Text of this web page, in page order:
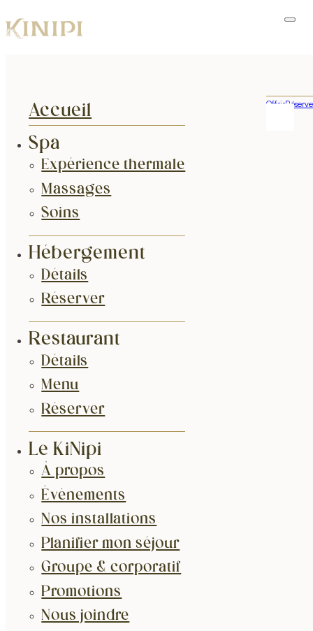
Accueil
Spa
Expérience thermale
Massages
Soins
Hébergement
Détails
Réserver
Restaurant
Détails
Menu
Réserver
Le KiNipi
À propos
Événements
Nos installations
Planifier mon séjour
Groupe & corporatif
Promotions
Nous joindre
Offrir